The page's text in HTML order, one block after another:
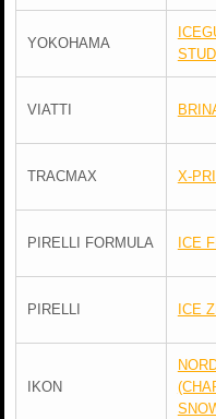
YOKOHAMA
VIATTI
TRACMAX X-
PIRELLI FORMULA ICE
PIRELLI ICE
IKON